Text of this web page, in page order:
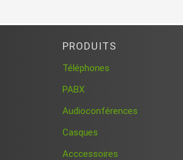
PRODUITS
Téléphones
PABX
Audioconférences
Casques
Acccessoires